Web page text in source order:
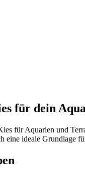
für dein
für Aquarien und
eine ideale Grundlage